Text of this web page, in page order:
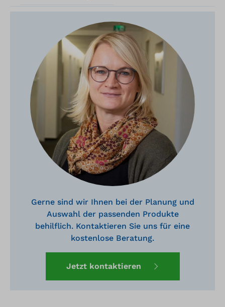
Gerne sind wir Ihnen bei der Planung und
Auswahl der passenden Produkte
behilflich. Kontaktieren Sie uns für eine
kostenlose Beratung.
Jetzt kontaktieren